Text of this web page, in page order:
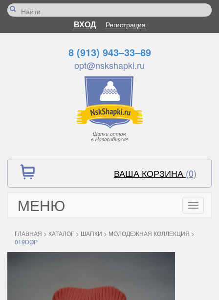
ВХОД Регистрация
8 (913) 943–33–89
opt@nskshapki.ru
ВАША КОРЗИНА (0)
МЕНЮ
Toggle
ГЛАВНАЯ > КАТАЛОГ > ШАПКИ > МОЛОДЕЖНАЯ КОЛЛЕКЦИЯ >
019DOP